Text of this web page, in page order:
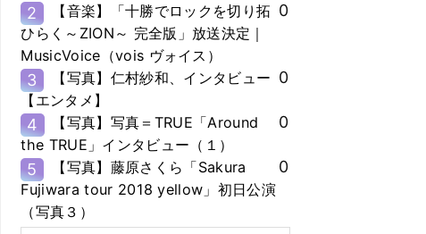
2
【音楽】「十勝でロックを切り拓
ひらく～ZION～ 完全版」放送決定｜
MusicVoice（vois ヴォイス）
0
3
【写真】仁村紗和、インタビュー
【エンタメ】
0
4
【写真】写真＝TRUE「Around
the TRUE」インタビュー（１）
0
5
【写真】藤原さくら「Sakura
Fujiwara tour 2018 yellow」初日公演
（写真３）
0